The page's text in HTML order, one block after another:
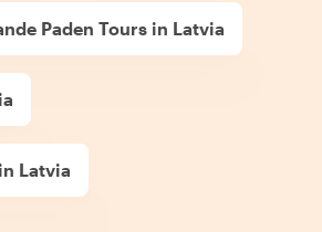
Paden Tours in Latvia
Latvia